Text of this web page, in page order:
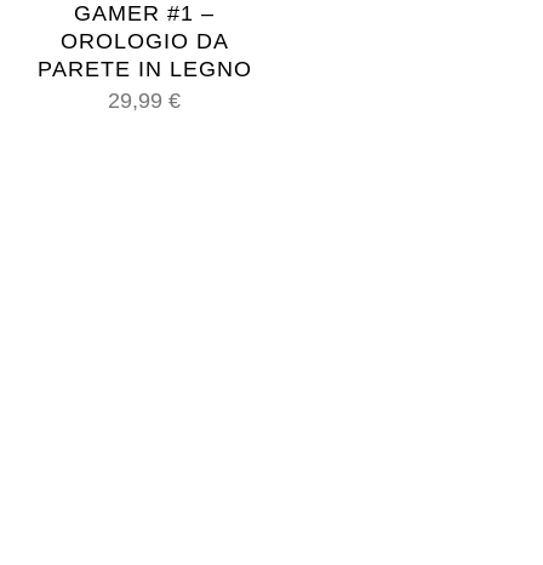
GAMER #1 –
OROLOGIO DA
PARETE IN LEGNO
29,99€